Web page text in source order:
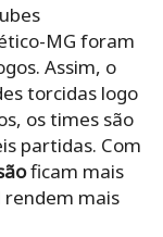
MG foram
Assim, o
torcidas logo
os times são
partidas. Com
ficam mais
rendem mais